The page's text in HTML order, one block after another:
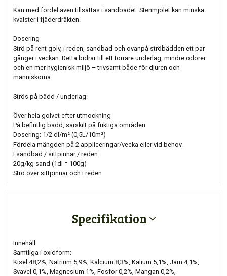
Kan med fördel även tillsättas i sandbadet. Stenmjölet kan minska
kvalster i fjäderdräkten.
Dosering
Strö på rent golv, i reden, sandbad och ovanpå ströbädden ett par
gånger i veckan. Detta bidrar till ett torrare underlag, mindre odörer
och en mer hygienisk miljö – trivsamt både för djuren och
människorna.
Strös på bädd / underlag:
Över hela golvet efter utmockning
På befintlig bädd, särskilt på fuktiga områden
Dosering: 1/2 dl/m² (0,5L/10m²)
Fördela mängden på 2 appliceringar/vecka eller vid behov.
I sandbad / sittpinnar / reden:
20g/kg sand (1dl = 100g)
Strö över sittpinnar och i reden
Specifikation
Innehåll
Samtliga i oxidform:
Kisel 48,2%, Natrium 5,9%, Kalcium 8,3%, Kalium 5,1%, Järn 4,1%,
Svavel 0,1%, Magnesium 1%, Fosfor 0,2%, Mangan 0,2%,